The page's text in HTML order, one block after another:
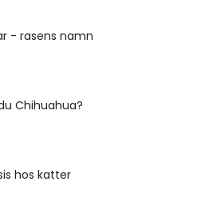
- rasens namn
Chihuahua?
hos katter